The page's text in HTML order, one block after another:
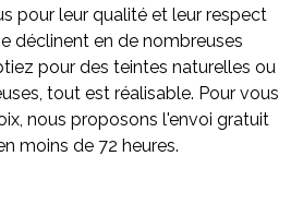
pour leur qualité et leur respect
déclinent en de nombreuses
pour des teintes naturelles ou
tout est réalisable. Pour vous
nous proposons l'envoi gratuit
moins de 72 heures.